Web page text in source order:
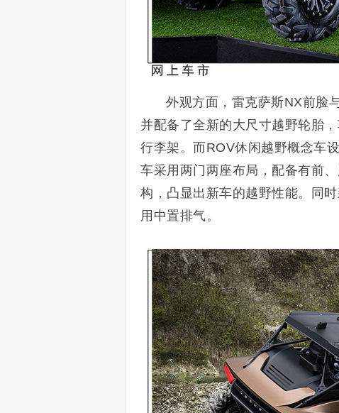
外观方面，雷克萨斯NX前脸
并配备了全新的大尺寸越野轮胎
行李架。而ROV休闲越野概念车
车采用两门两座布局，配备有前
构，凸显出新车的越野性能。同
用中置排气。